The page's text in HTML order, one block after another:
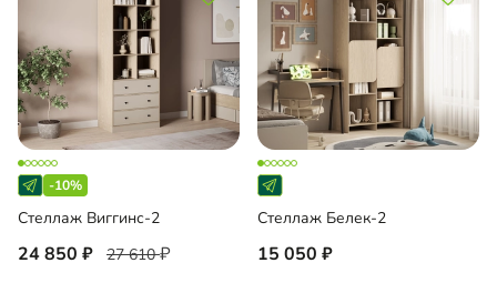
-10%
Стеллаж Виггинс-2
24 850 27 610
Стеллаж Белек-2
15 050